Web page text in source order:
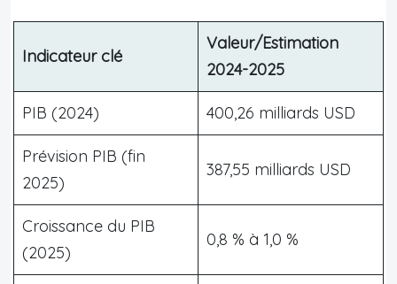
Indicateur clé
Valeur/Estimation
2024-2025
PIB (2024) 400,26 milliards USD
Prévision PIB (fin
2025)
387,55 milliards USD
Croissance du PIB
(2025)
0,8 % à 1,0 %